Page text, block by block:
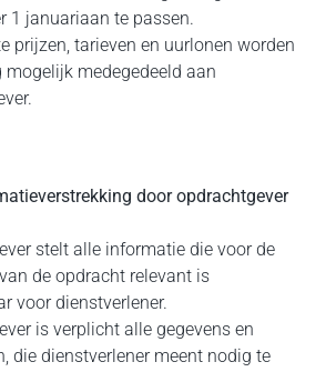
1 januariaan te passen.
prijzen, tarieven en uurlonen worden
mogelijk medegedeeld aan
door opdrachtgever
stelt alle informatie die voor de
de opdracht relevant is
voor dienstverlener.
is verplicht alle gegevens en
die dienstverlener meent nodig te